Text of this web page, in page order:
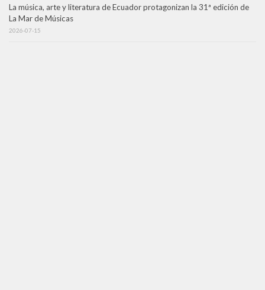
La música, arte y literatura de Ecuador protagonizan la 31ª edición de
La Mar de Músicas
2026-07-15